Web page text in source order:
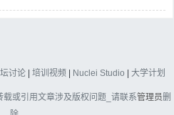
讨论 | 培训视频 | Nuclei Studio | 大学计划
或引用文章涉及版权问题_请联系管理员删